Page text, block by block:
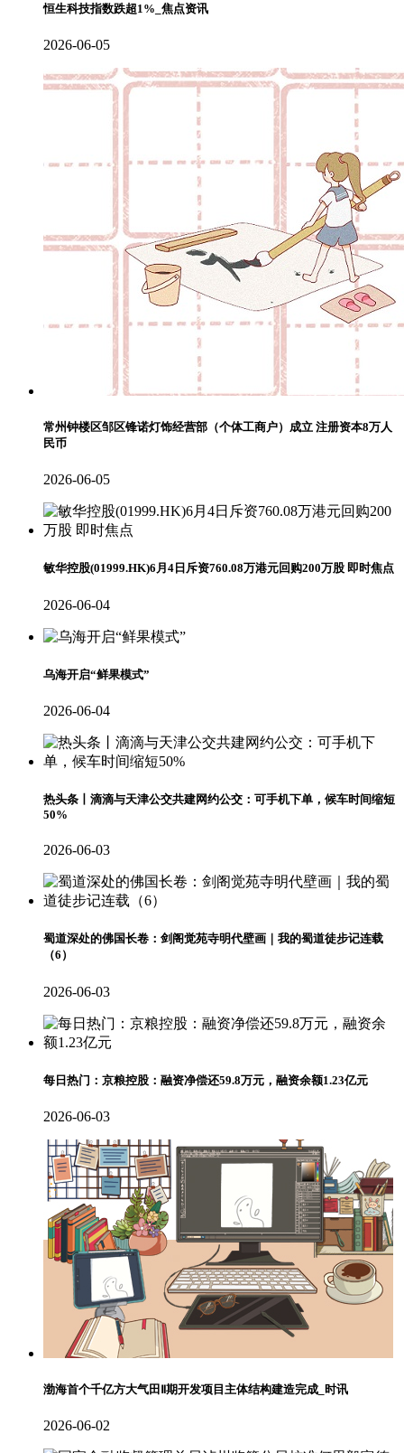
恒生科技指数跌超1%_焦点资讯
2026-06-05
常州钟楼区邹区锋诺灯饰经营部（个体工商户）成立 注册资本8万人
民币
2026-06-05
敏华控股(01999.HK)6月4日斥资760.08万港元回购200万股 即时焦点
2026-06-04
乌海开启“鲜果模式”
2026-06-04
热头条丨滴滴与天津公交共建网约公交：可手机下单，候车时间缩短
50%
2026-06-03
蜀道深处的佛国长卷：剑阁觉苑寺明代壁画｜我的蜀道徒步记连载
（6）
2026-06-03
每日热门：京粮控股：融资净偿还59.8万元，融资余额1.23亿元
2026-06-03
渤海首个千亿方大气田Ⅱ期开发项目主体结构建造完成_时讯
2026-06-02